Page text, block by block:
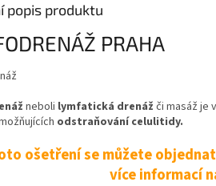
popis produktu
PRAHA
neboli lymfatická drenáž či masáž je
odstraňování celulitidy.
ošetření se můžete
více informací